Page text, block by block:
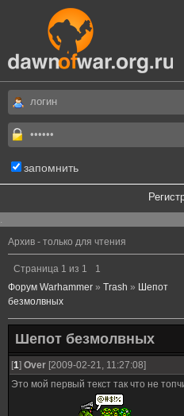
запомнить
.
Архив - только для чтения
Страница 1 из 1
1
Форум Warhammer » Trash » Шепот
безмолвных
Шепот безмолвных
[1] Over [2009-02-21, 11:27:08]
Это мой первый текст так что не